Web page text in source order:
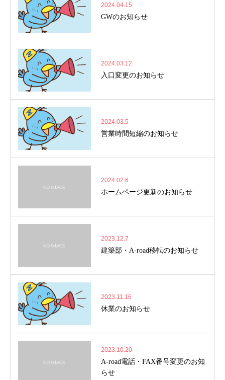
2024.04.15
GWのお知らせ
2024.03.12
入口変更のお知らせ
2024.03.5
営業時間短縮のお知らせ
2024.02.6
ホームページ更新のお知らせ
2023.12.7
建築部・A-road移転のお知らせ
2023.11.16
休業のお知らせ
2023.10.20
A-road電話・FAX番号変更のお知
らせ